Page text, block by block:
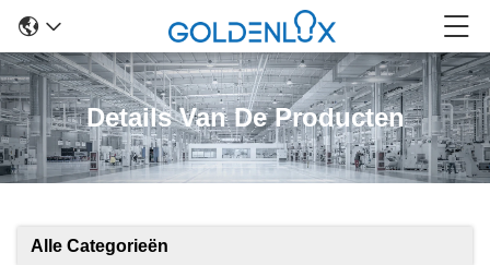
Details Van De Producten
Alle Categorieën